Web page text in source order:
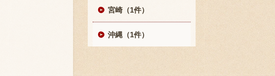
宮崎（1件）
沖縄（1件）